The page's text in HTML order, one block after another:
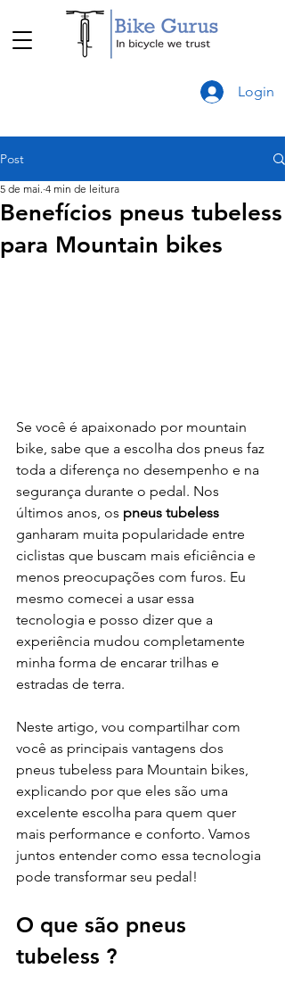
Login
Post
Benefícios pneus tubeless
para Mountain bikes
5 de mai. 4 min de leitura
Se você é apaixonado por mountain
bike, sabe que a escolha dos pneus faz
toda a diferença no desempenho e na
segurança durante o pedal. Nos
últimos anos, os pneus tubeless
ganharam muita popularidade entre
ciclistas que buscam mais eficiência e
menos preocupações com furos. Eu
mesmo comecei a usar essa
tecnologia e posso dizer que a
experiência mudou completamente
minha forma de encarar trilhas e
estradas de terra.
Neste artigo, vou compartilhar com
você as principais vantagens dos
pneus tubeless para Mountain bikes,
explicando por que eles são uma
excelente escolha para quem quer
mais performance e conforto. Vamos
juntos entender como essa tecnologia
pode transformar seu pedal!
O que são pneus
tubeless ?